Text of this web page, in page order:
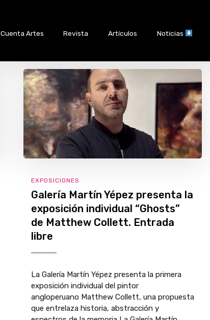
Cuenta Artes Revista Artículos Noticias
EXPOSICIONES
Galería Martín Yépez presenta la
exposición individual “Ghosts”
de Matthew Collett. Entrada
libre
La Galería Martín Yépez presenta la primera
exposición individual del pintor
angloperuano Matthew Collett, una propuesta
que entrelaza historia, abstracción y